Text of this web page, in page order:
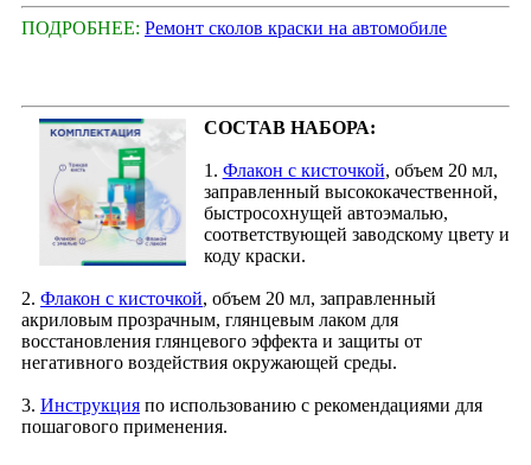
ПОДРОБНЕЕ: Ремонт сколов краски на автомобиле
СОСТАВ НАБОРА:
1. Флакон с кисточкой, объем 20 мл,
заправленный высококачественной,
быстросохнущей автоэмалью,
соответствующей заводскому цвету и
коду краски.
2. Флакон с кисточкой, объем 20 мл, заправленный
акриловым прозрачным, глянцевым лаком для
восстановления глянцевого эффекта и защиты от
негативного воздействия окружающей среды.
3. Инструкция по использованию с рекомендациями для
пошагового применения.